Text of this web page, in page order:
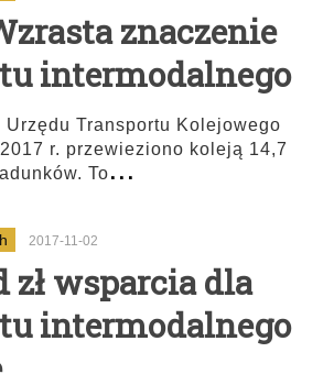
znaczenie
intermodalnego
Urzędu Transportu Kolejowego
r. przewieziono koleją 14,7
To...
2017-11-02
zł wsparcia dla
intermodalnego